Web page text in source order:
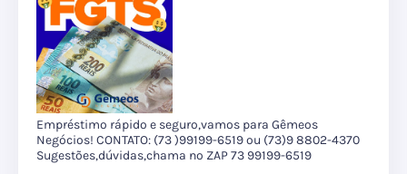
Empréstimo rápido e seguro,vamos para Gêmeos
Negócios! CONTATO: (73 )99199-6519 ou (73)9 8802-4370
Sugestões,dúvidas,chama no ZAP 73 99199-6519